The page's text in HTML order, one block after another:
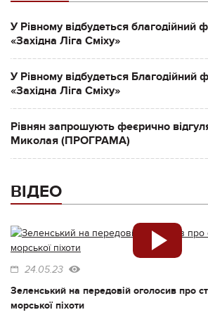
У Рівному відбудеться благодійний
«Західна Ліга Сміху»
У Рівному відбудеться Благодійний
«Західна Ліга Сміху»
Рівнян запрошують феєрично
Миколая (ПРОГРАМА)
ВІДЕО
24.05.23
Зеленський на передовій оголосив про
морської піхоти